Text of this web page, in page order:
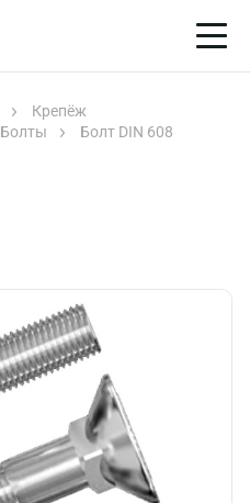
Крепёж
Болты Болт DIN 608